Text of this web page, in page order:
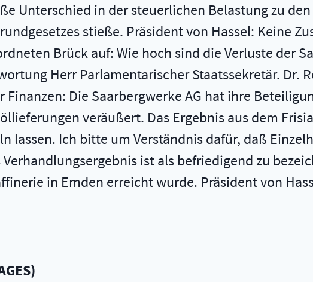
Unterschied in der steuerlichen Belastung zu
stieße. Präsident von Hassel: Keine
Brück auf: Wie hoch sind die Verluste der
Herr Parlamentarischer Staatssekretär. Dr.
Die Saarbergwerke AG hat ihre
veräußert. Das Ergebnis aus dem
lassen. Ich bitte um Verständnis dafür, daß
ist als befriedigend zu
in Emden erreicht wurde. Präsident von
)